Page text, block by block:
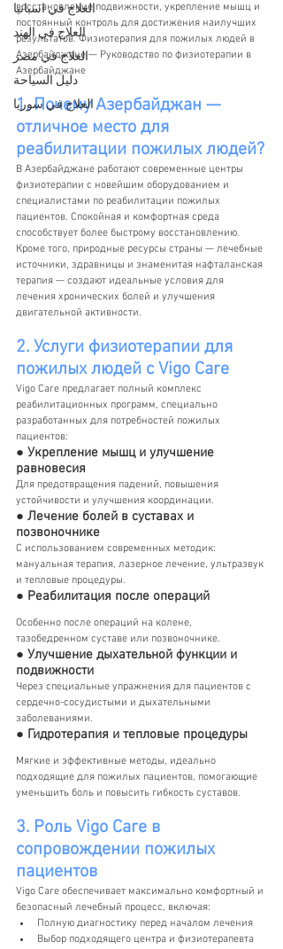
العلاج في اسبانيا
العلاج في الهند
العلاج في مصر
دليل السياحة
العلاج في سوريا
восстановление подвижности, укрепление мышц и
постоянный контроль для достижения наилучших
результатов. Физиотерапия для пожилых людей в
Азербайджане — Руководство по физиотерапии в
Азербайджане
1. Почему Азербайджан —
отличное место для
реабилитации пожилых людей?
В Азербайджане работают современные центры
физиотерапии с новейшим оборудованием и
специалистами по реабилитации пожилых
пациентов. Спокойная и комфортная среда
способствует более быстрому восстановлению.
Кроме того, природные ресурсы страны — лечебные
источники, здравницы и знаменитая нафталанская
терапия — создают идеальные условия для
лечения хронических болей и улучшения
двигательной активности.
2. Услуги физиотерапии для
пожилых людей с Vigo Care
Vigo Care предлагает полный комплекс
реабилитационных программ, специально
разработанных для потребностей пожилых
пациентов:
● Укрепление мышц и улучшение
равновесия
Для предотвращения падений, повышения
устойчивости и улучшения координации.
● Лечение болей в суставах и
позвоночнике
С использованием современных методик:
мануальная терапия, лазерное лечение, ультразвук
и тепловые процедуры.
● Реабилитация после операций
Особенно после операций на колене,
тазобедренном суставе или позвоночнике.
● Улучшение дыхательной функции и
подвижности
Через специальные упражнения для пациентов с
сердечно-сосудистыми и дыхательными
заболеваниями.
● Гидротерапия и тепловые процедуры
Мягкие и эффективные методы, идеально
подходящие для пожилых пациентов, помогающие
уменьшить боль и повысить гибкость суставов.
3. Роль Vigo Care в
сопровождении пожилых
пациентов
Vigo Care обеспечивает максимально комфортный и
безопасный лечебный процесс, включая:
Полную диагностику перед началом лечения
Выбор подходящего центра и физиотерапевта